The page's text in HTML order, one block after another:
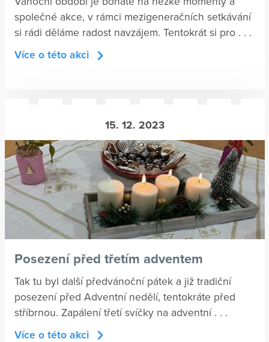
společné akce, v rámci mezigeneračních setkávání
si rádi děláme radost navzájem. Tentokrát si pro . . .
Více o této akci
15. 12. 2023
Posezení před třetím adventem
Tak tu byl další předvánoční pátek a již tradiční
posezení před Adventní nedělí, tentokráte před
stříbrnou. Zapálení třetí svíčky na adventní . . .
Více o této akci